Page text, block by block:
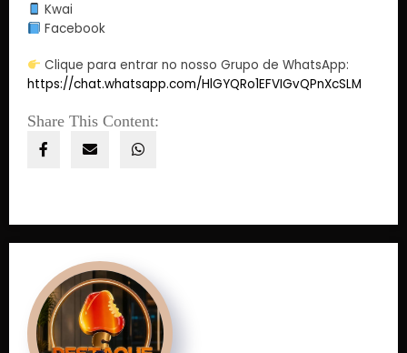
Kwai
Facebook
Clique para entrar no nosso Grupo de WhatsApp:
https://chat.whatsapp.com/HlGYQRo1EFVIGvQPnXcSLM
Share This Content: